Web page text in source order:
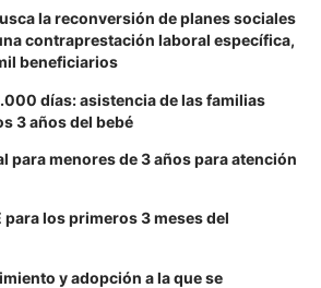
la reconversión de planes sociales
contraprestación laboral específica,
beneficiarios
días:asistencia de las familias
3 años del bebé
para menores de 3 años para atención
para los primeros 3 meses del
y adopción a la que se